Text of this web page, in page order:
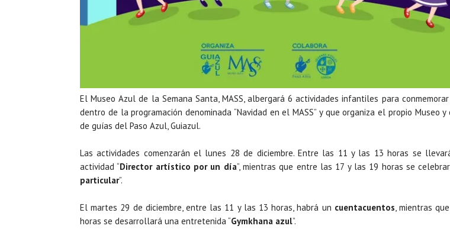
El Museo Azul de la Semana Santa, MASS, albergará 6 actividades infantiles para
dentro de la programación denominada “Navidad en el MASS” y que organiza el propio Museo
de guías del Paso Azul, Guiazul.
Las actividades comenzarán el lunes 28 de diciembre. Entre las 11 y las 13 horas se
actividad “Director artístico por un día”, mientras que entre las 17 y las 19 horas se
particular”.
El martes 29 de diciembre, entre las 11 y las 13 horas, habrá un cuentacuentos, mientras
horas se desarrollará una entretenida “Gymkhana azul”.